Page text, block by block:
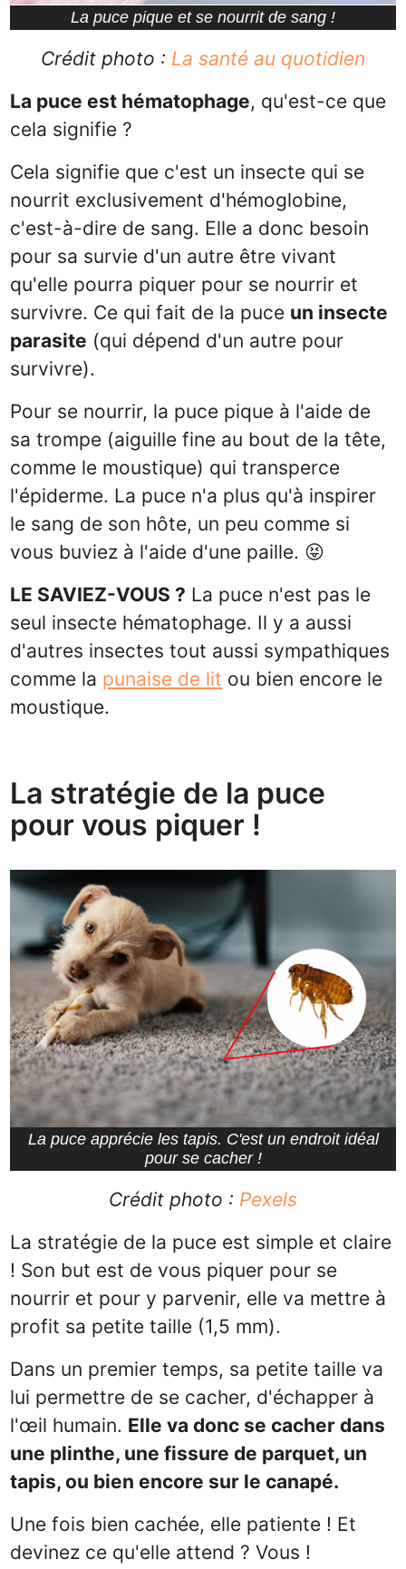
La puce pique et se nourrit de sang !
Crédit photo : La santé au quotidien
La puce est hématophage, qu'est-ce que
cela signifie ?
Cela signifie que c'est un insecte qui se
nourrit exclusivement d'hémoglobine,
c'est-à-dire de sang. Elle a donc besoin
pour sa survie d'un autre être vivant
qu'elle pourra piquer pour se nourrir et
survivre. Ce qui fait de la puce un insecte
parasite (qui dépend d'un autre pour
survivre).
Pour se nourrir, la puce pique à l'aide de
sa trompe (aiguille fine au bout de la tête,
comme le moustique) qui transperce
l'épiderme. La puce n'a plus qu'à inspirer
le sang de son hôte, un peu comme si
vous buviez à l'aide d'une paille. 😝
LE SAVIEZ-VOUS ? La puce n'est pas le
seul insecte hématophage. Il y a aussi
d'autres insectes tout aussi sympathiques
comme la punaise de lit ou bien encore le
moustique.
La stratégie de la puce
pour vous piquer !
La puce apprécie les tapis. C'est un endroit idéal
pour se cacher !
Crédit photo : Pexels
La stratégie de la puce est simple et claire
! Son but est de vous piquer pour se
nourrir et pour y parvenir, elle va mettre à
profit sa petite taille (1,5 mm).
Dans un premier temps, sa petite taille va
lui permettre de se cacher, d'échapper à
l'œil humain. Elle va donc se cacher dans
une plinthe, une fissure de parquet, un
tapis, ou bien encore sur le canapé.
Une fois bien cachée, elle patiente ! Et
devinez ce qu'elle attend ? Vous !